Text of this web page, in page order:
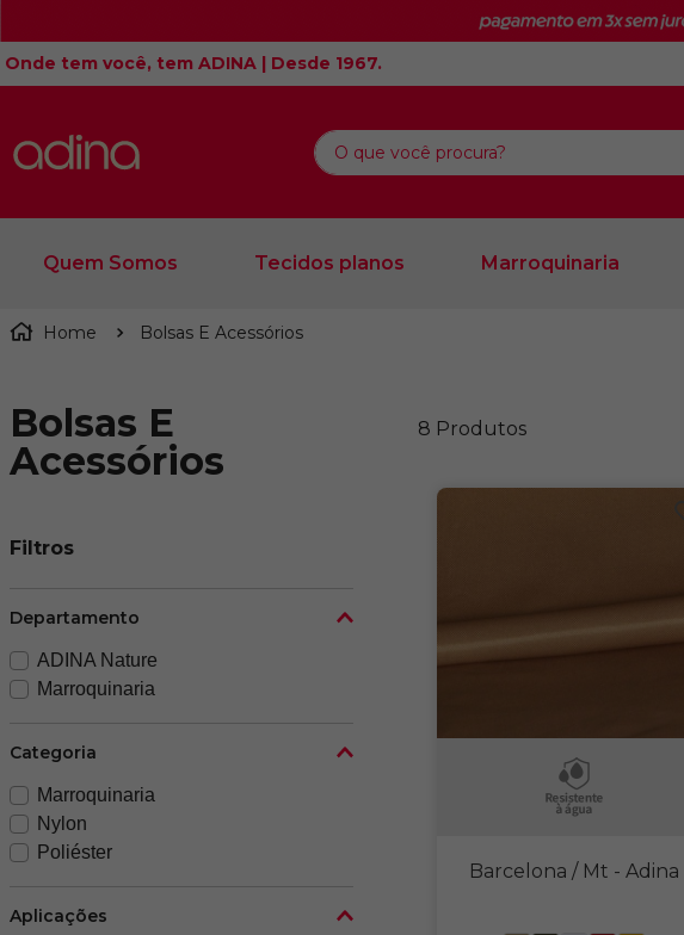
Onde tem você, tem ADINA | Desde 1967.
O que você procura?
Quem Somos Tecidos planos Marroquinaria
Bolsas E Acessórios
Bolsas E
Acessórios
Filtros
Departamento
ADINA Nature
Marroquinaria
Categoria
Marroquinaria
Nylon
Poliéster
Aplicações
8 Produtos
Barcelona / Mt - Adina